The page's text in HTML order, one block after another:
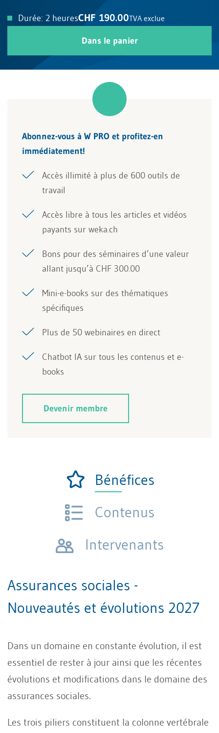
Durée: 2 heuresCHF 190.00TVA exclue
Dans le panier
Abonnez-vous à W PRO et profitez-en
immédiatement!
Accès illimité à plus de 600 outils de
travail
Accès libre à tous les articles et vidéos
payants sur weka.ch
Bons pour des séminaires d’une valeur
allant jusqu’à CHF 300.00
Mini-e-books sur des thématiques
spécifiques
Plus de 50 webinaires en direct
Chatbot IA sur tous les contenus et e-
books
Devenir membre
Bénéfices
Contenus
Intervenants
Assurances sociales -
Nouveautés et évolutions 2027
Dans un domaine en constante évolution, il est
essentiel de rester à jour ainsi que les récentes
évolutions et modifications dans le domaine des
assurances sociales.
Les trois piliers constituent la colonne vertébrale